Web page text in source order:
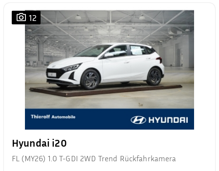
12
Hyundai i20
FL (MY26) 1.0 T-GDI 2WD Trend Rückfahrkamera